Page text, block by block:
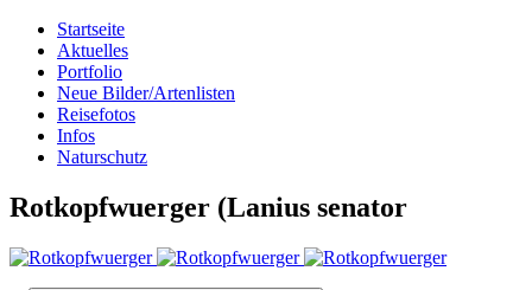
Startseite
Aktuelles
Portfolio
Neue Bilder/Artenlisten
Reisefotos
Infos
Naturschutz
Rotkopfwuerger (Lanius senator